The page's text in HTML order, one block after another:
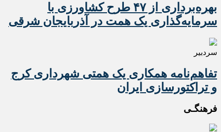
بهره‌برداری از ۴۷ طرح کشاورزی با
سرمایه‌گذاری یک همت در آذربایجان شرقی
سردبیر
تفاهم‌نامه همکاری یک همتی شهرداری کرج
و تراکتورسازی ایران
فرهنگـی